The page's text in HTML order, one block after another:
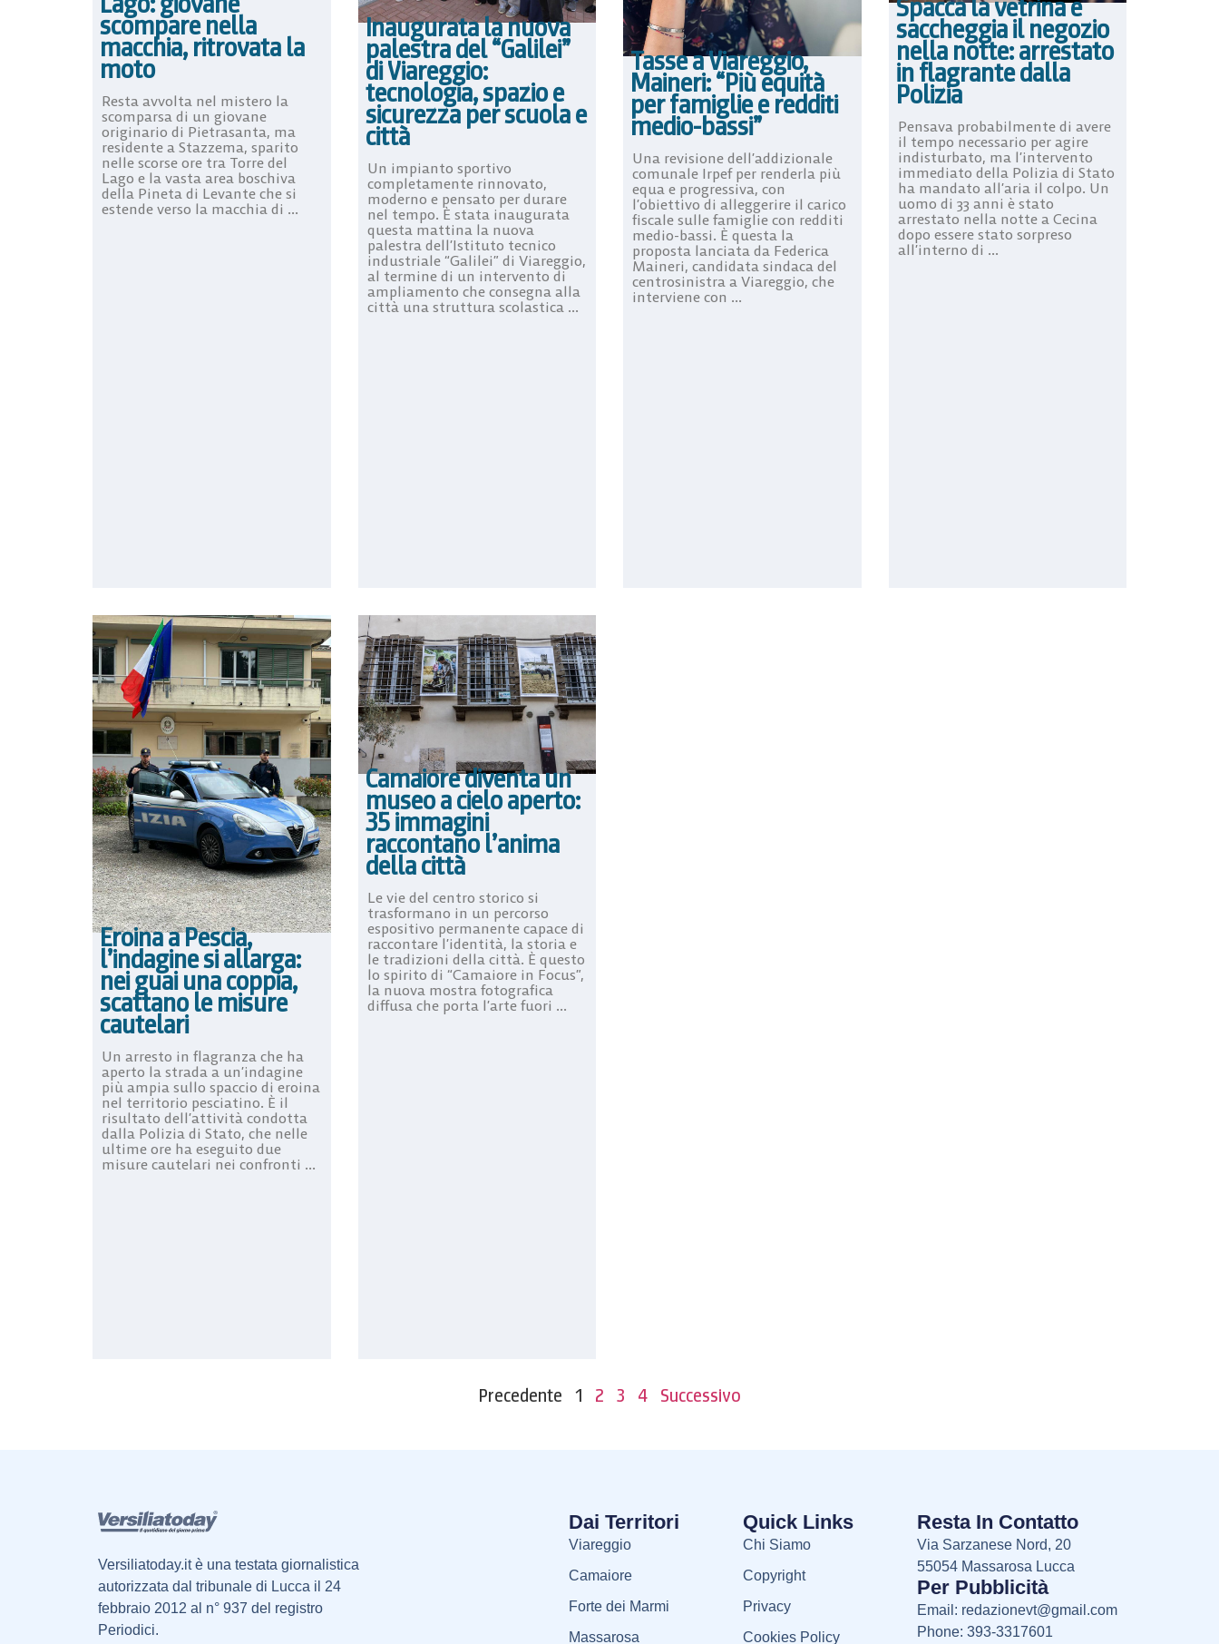
scompare nella
macchia, ritrovata la
moto
Resta avvolta nel mistero la
scomparsa di un giovane
originario di Pietrasanta, ma
residente a Stazzema, sparito
nelle scorse ore tra Torre del
Lago e la vasta area boschiva
della Pineta di Levante che si
estende verso la macchia di ...
Inaugurata la nuova
palestra del “Galilei”
di Viareggio:
tecnologia, spazio e
sicurezza per scuola e
città
Un impianto sportivo
completamente rinnovato,
moderno e pensato per durare
nel tempo. È stata inaugurata
questa mattina la nuova
palestra dell’Istituto tecnico
industriale “Galilei” di Viareggio,
al termine di un intervento di
ampliamento che consegna alla
città una struttura scolastica ...
Tasse a Viareggio,
Maineri: “Più equità
per famiglie e redditi
medio-bassi”
Una revisione dell’addizionale
comunale Irpef per renderla più
equa e progressiva, con
l’obiettivo di alleggerire il carico
fiscale sulle famiglie con redditi
medio-bassi. È questa la
proposta lanciata da Federica
Maineri, candidata sindaca del
centrosinistra a Viareggio, che
interviene con ...
Spacca la vetrina e
saccheggia il negozio
nella notte: arrestato
in flagrante dalla
Polizia
Pensava probabilmente di avere
il tempo necessario per agire
indisturbato, ma l’intervento
immediato della Polizia di Stato
ha mandato all’aria il colpo. Un
uomo di 33 anni è stato
arrestato nella notte a Cecina
dopo essere stato sorpreso
all’interno di ...
Eroina a Pescia,
l’indagine si allarga:
nei guai una coppia,
scattano le misure
cautelari
Un arresto in flagranza che ha
aperto la strada a un’indagine
più ampia sullo spaccio di eroina
nel territorio pesciatino. È il
risultato dell’attività condotta
dalla Polizia di Stato, che nelle
ultime ore ha eseguito due
misure cautelari nei confronti ...
Camaiore diventa un
museo a cielo aperto:
35 immagini
raccontano l’anima
della città
Le vie del centro storico si
trasformano in un percorso
espositivo permanente capace di
raccontare l’identità, la storia e
le tradizioni della città. È questo
lo spirito di “Camaiore in Focus”,
la nuova mostra fotografica
diffusa che porta l’arte fuori ...
Precedente 1 2 3 4 Successivo
Versiliatoday.it è una testata giornalistica
autorizzata dal tribunale di Lucca il 24
febbraio 2012 al n° 937 del registro
Periodici.
Dai Territori
Viareggio
Camaiore
Forte dei Marmi
Massarosa
Quick Links
Chi Siamo
Copyright
Privacy
Cookies Policy
Resta In Contatto
Via Sarzanese Nord, 20
55054 Massarosa Lucca
Per Pubblicità
Email: redazionevt@gmail.com
Phone: 393-3317601